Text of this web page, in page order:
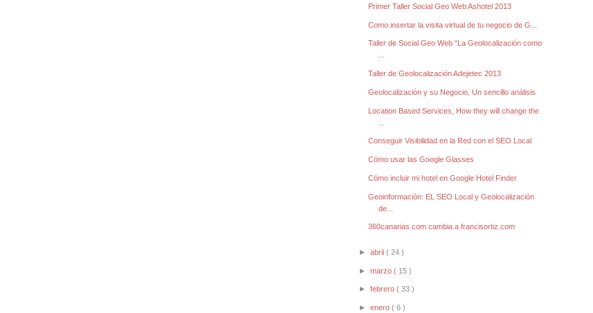
Primer Taller Social Geo Web Ashotel 2013
Como insertar la visita virtual de tu negocio de G...
Taller de Social Geo Web “La Geolocalización como
Taller de Geolocalización Adejetec 2013
Geolocalización y su Negocio, Un sencillo análisis
Location Based Services, How they will change the
Conseguir Visibilidad en la Red con el SEO Local
Cómo usar las Google Glasses
Cómo incluir mi hotel en Google Hotel Finder
Geoinformación: EL SEO Local y Geolocalización
de...
360canarias.com cambia a francisortiz.com
►abril( 24 )
►marzo( 15 )
►febrero( 33 )
►enero( 6 )